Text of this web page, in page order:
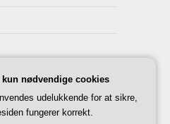
nødvendige cookies
udelukkende for at sikre,
fungerer korrekt.